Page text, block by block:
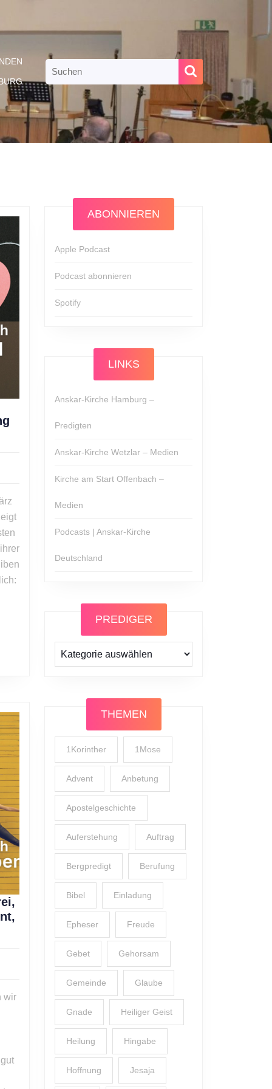
for:
wir
ABONNIEREN
Apple Podcast
Podcast abonnieren
Spotify
LINKS
Anskar-Kirche Hamburg –
Predigten
Anskar-Kirche Wetzlar – Medien
Kirche am Start Offenbach –
Medien
Podcasts | Anskar-Kirche
Deutschland
PREDIGER
Prediger
THEMEN
1Korinther 1Mose
Advent Anbetung
Apostelgeschichte
Auferstehung Auftrag
Bergpredigt Berufung
Bibel Einladung
Epheser Freude
Gebet Gehorsam
Gemeinde Glaube
Gnade Heiliger Geist
Heilung Hingabe
Hoffnung Jesaja